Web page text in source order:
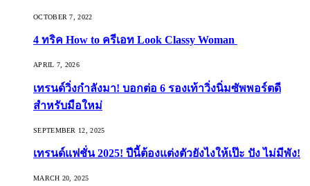
OCTOBER 7, 2022
4 ทริค How to ครีเอท Look Classy Woman
APRIL 7, 2026
เทรนด์วิ่งกำลังมา! บอกต่อ 6 รองเท้าวิ่งนิ่มซัพพอร์ตดี
สำหรับมือใหม่
SEPTEMBER 12, 2025
เทรนด์แฟชั่น 2025! ปีนี้ต้องแต่งตัวยังไงให้เป๊ะ ปัง ไม่มีพัง!
MARCH 20, 2025